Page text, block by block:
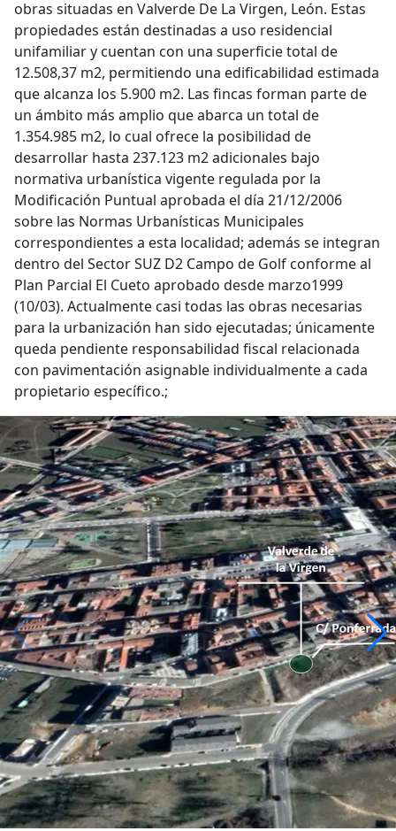
obras situadas en Valverde De La Virgen, León. Estas
propiedades están destinadas a uso residencial
unifamiliar y cuentan con una superficie total de
12.508,37 m2, permitiendo una edificabilidad estimada
que alcanza los 5.900 m2. Las fincas forman parte de
un ámbito más amplio que abarca un total de
1.354.985 m2, lo cual ofrece la posibilidad de
desarrollar hasta 237.123 m2 adicionales bajo
normativa urbanística vigente regulada por la
Modificación Puntual aprobada el día 21/12/2006
sobre las Normas Urbanísticas Municipales
correspondientes a esta localidad; además se integran
dentro del Sector SUZ D2 Campo de Golf conforme al
Plan Parcial El Cueto aprobado desde marzo1999
(10/03). Actualmente casi todas las obras necesarias
para la urbanización han sido ejecutadas; únicamente
queda pendiente responsabilidad fiscal relacionada
con pavimentación asignable individualmente a cada
propietario específico.;